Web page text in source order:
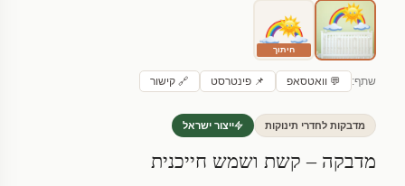
חיתוך
שתף: 💬 וואטסאפ 📌 פינטרסט 🔗 קישור
מדבקות לחדרי תינוקות ייצור ישראל
מדבקה – קשת ושמש חייכנית